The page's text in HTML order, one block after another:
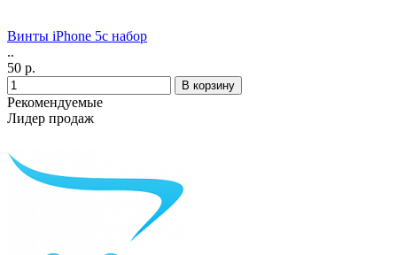
Винты iPhone 5с набор
..
50 р.
Рекомендуемые
Лидер продаж